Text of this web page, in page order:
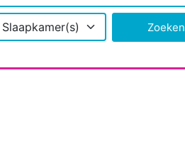
Slaapkamer(s) Zoeken